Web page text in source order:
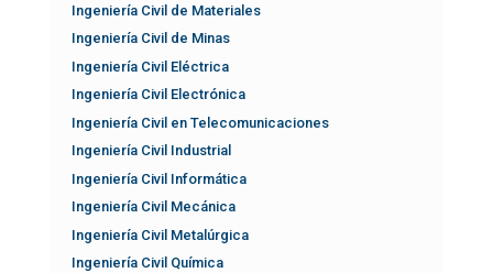
Ingeniería Civil de Materiales
Ingeniería Civil de Minas
Ingeniería Civil Eléctrica
Ingeniería Civil Electrónica
Ingeniería Civil en Telecomunicaciones
Ingeniería Civil Industrial
Ingeniería Civil Informática
Ingeniería Civil Mecánica
Ingeniería Civil Metalúrgica
Ingeniería Civil Química